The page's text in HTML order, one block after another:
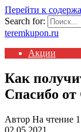
Перейти к
Search for:
teremkupon.ru
Акции
Как
Спасибо
Автор На чтение
02.05.2021